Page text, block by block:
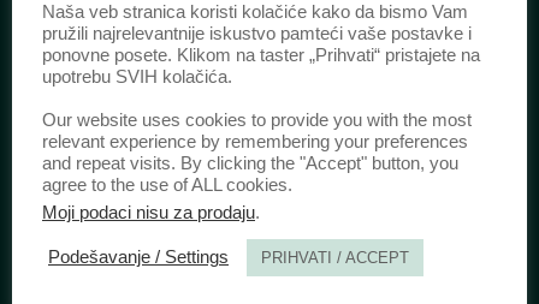
IDENTIFIKACIJA /
eISSN:2406-2693(Onlajn izdanje)
DOI: 10.51204/Anali_PFBU_1906
Naša veb stranica koristi kolačiće kako da bismo Vam
pružili najrelevantnije iskustvo pamteći vaše postavke i
ponovne posete. Klikom na taster „Prihvati“ pristajete na
upotrebu SVIH kolačića.
Our website uses cookies to provide you with the most
relevant experience by remembering your preferences
and repeat visits. By clicking the "Accept" button, you
agree to the use of ALL cookies.
Moji podaci nisu za prodaju.
Podešavanje / Settings PRIHVATI / ACCEPT